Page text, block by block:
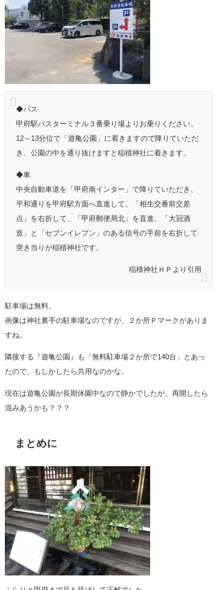
◆バス
甲府駅バスターミナル３番乗り場よりお乗りください。
12～13分位で「遊亀公園」に着きますので降りていただ
き、公園の中を通り抜けますと稲積神社に着きます。
◆車
中央自動車道を「甲府南インター」で降りていただき、
平和通りを甲府駅方面へ直進して、「相生交番前交差
点」を右折して、「甲府郵便局北」を直進、「大冠酒
造」と「セブンイレブン」のある信号の手前を右折して
突き当りが稲積神社です。
稲積神社ＨＰより引用
駐車場は無料。
画像は神社裏手の駐車場なのですが、２か所Ｐマークがありま
すね。
隣接する『遊亀公園』も「無料駐車場２か所で140台」とあっ
たので、もしかしたら共用なのかな。
現在は遊亀公園が長期休園中なので静かでしたが、再開したら
混みあうかも？？？
まとめに